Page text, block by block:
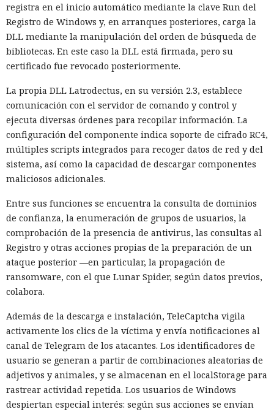
registra en el inicio automático mediante la clave Run del
Registro de Windows y, en arranques posteriores, carga la
DLL mediante la manipulación del orden de búsqueda de
bibliotecas. En este caso la DLL está firmada, pero su
certificado fue revocado posteriormente.
La propia DLL Latrodectus, en su versión 2.3, establece
comunicación con el servidor de comando y control y
ejecuta diversas órdenes para recopilar información. La
configuración del componente indica soporte de cifrado RC4,
múltiples scripts integrados para recoger datos de red y del
sistema, así como la capacidad de descargar componentes
maliciosos adicionales.
Entre sus funciones se encuentra la consulta de dominios
de confianza, la enumeración de grupos de usuarios, la
comprobación de la presencia de antivirus, las consultas al
Registro y otras acciones propias de la preparación de un
ataque posterior —en particular, la propagación de
ransomware, con el que Lunar Spider, según datos previos,
colabora.
Además de la descarga e instalación, TeleCaptcha vigila
activamente los clics de la víctima y envía notificaciones al
canal de Telegram de los atacantes. Los identificadores de
usuario se generan a partir de combinaciones aleatorias de
adjetivos y animales, y se almacenan en el localStorage para
rastrear actividad repetida. Los usuarios de Windows
despiertan especial interés: según sus acciones se envían